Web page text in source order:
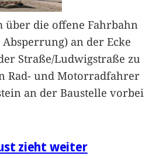
über die offene Fahrbahn
an der Ecke
Straße/Ludwigstraße zu
Rad- und Motorradfahrer
an der Baustelle vorbei
zieht weiter